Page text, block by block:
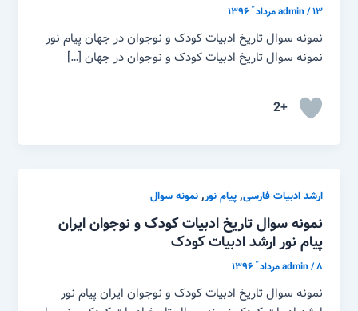
admin/۱۳ مرداد ّ ۱۳۹۶
نمونه سوال تاریخ ادبیات کودک و نوجوان در جهان پیام نور
نمونه سوال تاریخ ادبیات کودک و نوجوان در جهان […]
+2
ارشد ادبیات فارسی,پیام نور,نمونه سوال
نمونه سوال تاریخ ادبیات کودک و نوجوان ایران
پیام نور ارشد ادبیات کودک
admin/۸ مرداد ّ ۱۳۹۶
نمونه سوال تاریخ ادبیات کودک و نوجوان ایران پیام نور